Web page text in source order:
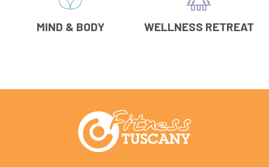
MIND & BODY WELLNESS RETREAT